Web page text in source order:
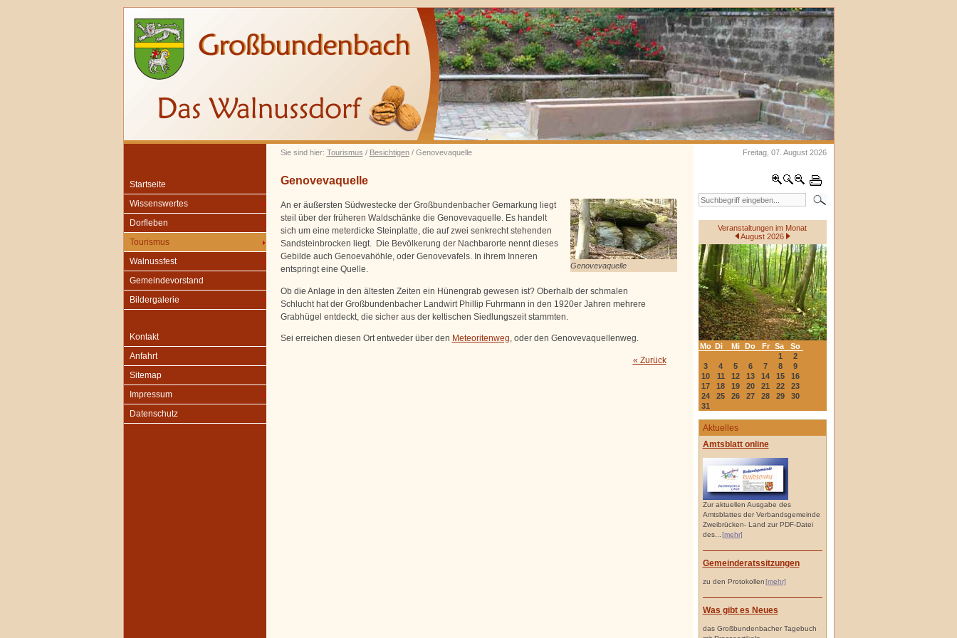
Sie sind hier: Tourismus / Besichtigen/ Genovevaquelle Freitag, 07. August 2026
Startseite
Wissenswertes
Dorfleben
Tourismus
Walnussfest
Gemeindevorstand
Bildergalerie
Kontakt
Anfahrt
Sitemap
Impressum
Datenschutz
Veranstaltungen im Monat
August 2026
Mo Di Mi Do Fr Sa
So
1
2
3
4 5 6 7 8
9
10
11 12 13 14 15
16
17
18 19 20 21 22
23
24
25 26 27 28 29
30
31
Aktuelles
Amtsblatt online
Zur aktuellen Ausgabe des
Amtsblattes der Verbandsgemeinde
Zweibrücken- Land zur PDF-Datei
des...
[mehr]
Gemeinderatssitzungen
zu den Protokollen[mehr]
Was gibt es Neues
das Großbundenbacher Tagebuch
Genovevaquelle
Genovevaquelle
An er äußersten Südwestecke der Großbundenbacher Gemarkung liegt
steil über der früheren Waldschänke die Genovevaquelle. Es handelt
sich um eine meterdicke Steinplatte, die auf zwei senkrecht stehenden
Sandsteinbrocken liegt. Die Bevölkerung der Nachbarorte nennt dieses
Gebilde auch Genoevahöhle, oder Genovevafels. In ihrem Inneren
entspringt eine Quelle.
Ob die Anlage in den ältesten Zeiten ein Hünengrab gewesen ist? Oberhalb der schmalen
Schlucht hat der Großbundenbacher Landwirt Phillip Fuhrmann in den 1920er Jahren mehrere
Grabhügel entdeckt, die sicher aus der keltischen Siedlungszeit stammten.
Sei erreichen diesen Ort entweder über den Meteoritenweg, oder den Genovevaquellenweg.
« Zurück